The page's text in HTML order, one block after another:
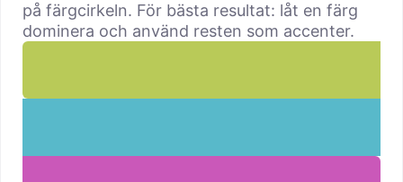
på färgcirkeln. För bästa resultat: låt en färg
dominera och använd resten som accenter.